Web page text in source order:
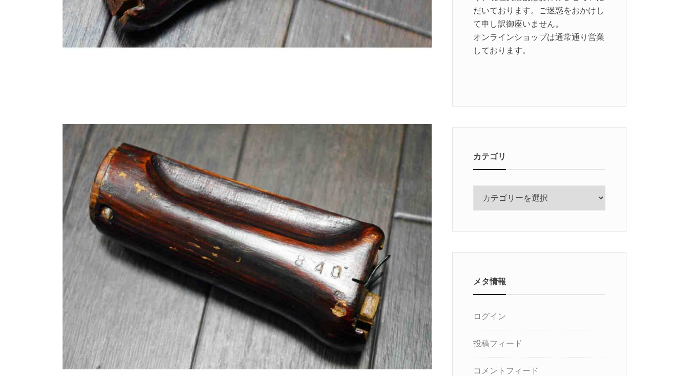
だいております。ご迷惑をおかけし
て申し訳御座いません。
オンラインショップは通常通り営業
しております。
カテゴリ
リ
メタ情報
ログイン
投稿フィード
コメントフィード